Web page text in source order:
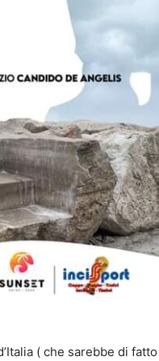
( che sarebbe di fatto